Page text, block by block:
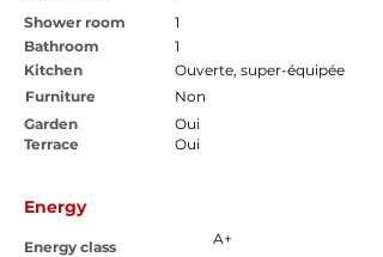
Shower room
Bathroom
Kitchen
1
1
Ouverte, super-équipée
Furniture
Non
Garden
Terrace
Oui
Oui
Energy
Energy class A+